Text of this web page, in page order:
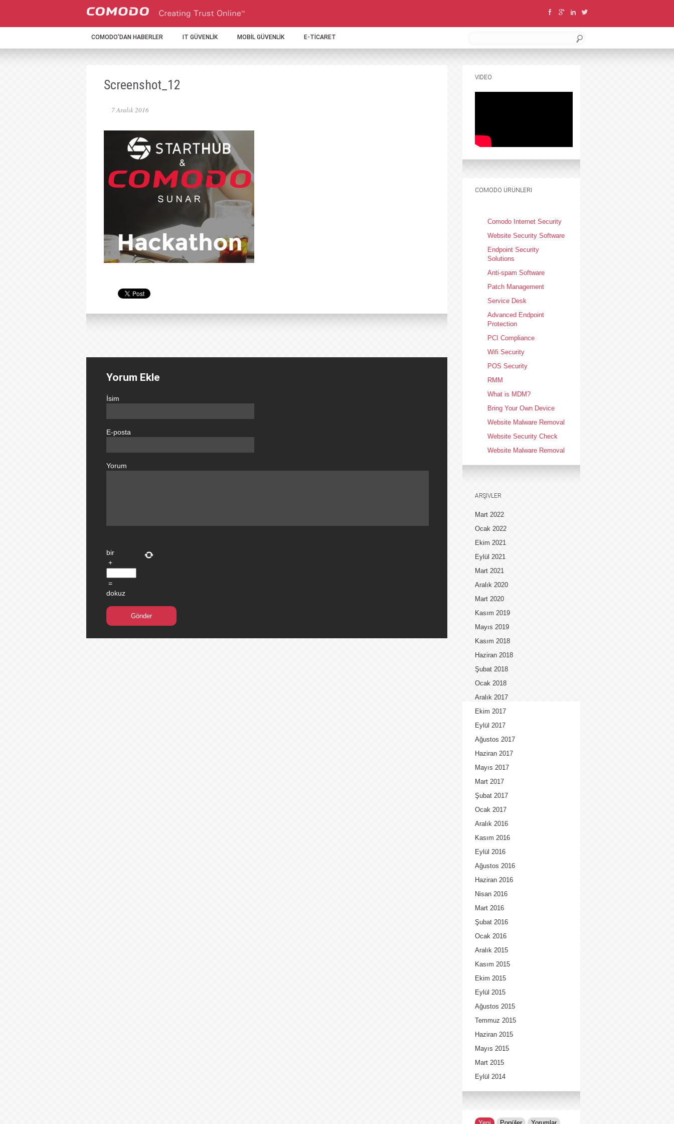
COMODO'DAN HABERLER IT GÜVENLİK MOBİL GÜVENLİK E-TİCARET
Screenshot_12
7 Aralık 2016
Yorum Ekle
İsim
E-posta
Yorum
bir
+
=
dokuz
VIDEO
COMODO ÜRÜNLERI
Comodo Internet Security
Website Security Software
Endpoint Security
Solutions
Anti-spam Software
Patch Management
Service Desk
Advanced Endpoint
Protection
PCI Compliance
Wifi Security
POS Security
RMM
What is MDM?
Bring Your Own Device
Website Malware Removal
Website Security Check
Website Malware Removal
ARŞIVLER
Mart 2022
Ocak 2022
Ekim 2021
Eylül 2021
Mart 2021
Aralık 2020
Mart 2020
Kasım 2019
Mayıs 2019
Kasım 2018
Haziran 2018
Şubat 2018
Ocak 2018
Aralık 2017
Ekim 2017
Eylül 2017
Ağustos 2017
Haziran 2017
Mayıs 2017
Mart 2017
Şubat 2017
Ocak 2017
Aralık 2016
Kasım 2016
Eylül 2016
Ağustos 2016
Haziran 2016
Nisan 2016
Mart 2016
Şubat 2016
Ocak 2016
Aralık 2015
Kasım 2015
Ekim 2015
Eylül 2015
Ağustos 2015
Temmuz 2015
Haziran 2015
Mayıs 2015
Mart 2015
Eylül 2014